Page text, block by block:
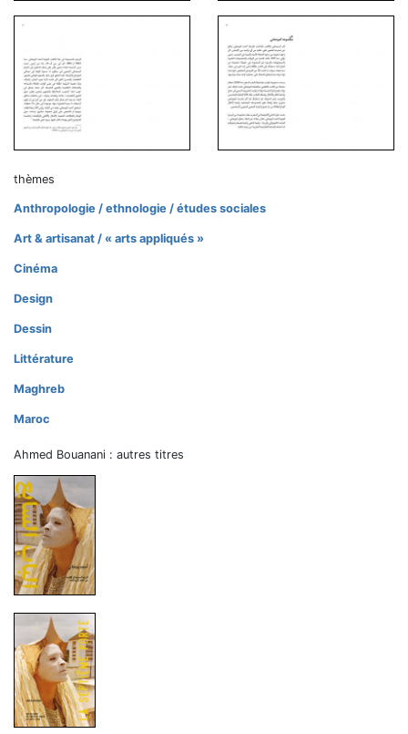
thèmes
Anthropologie / ethnologie / études sociales
Art & artisanat / « arts appliqués »
Cinéma
Design
Dessin
Littérature
Maghreb
Maroc
Ahmed Bouanani : autres titres